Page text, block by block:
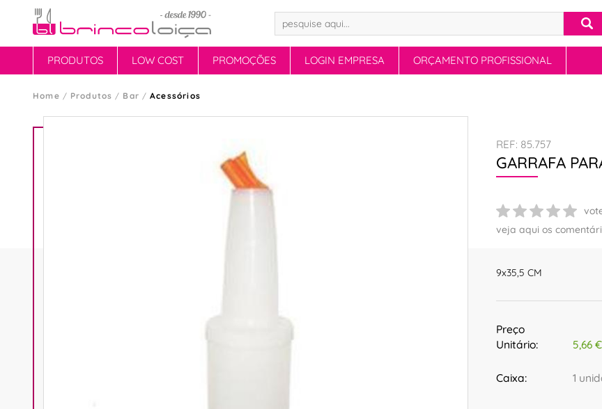
PRODUTOS LOW COST PROMOÇÕES LOGIN EMPRESA ORÇAMENTO PROFISSIONAL
Home Produtos Bar Acessórios
REF: 85.757
GARRAFA
veja aqui os
9x35,5 CM
Preço
Unitário:
5,66
Caixa: 1